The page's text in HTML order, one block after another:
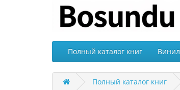
Полный каталог книг Винил
Полный каталог книг